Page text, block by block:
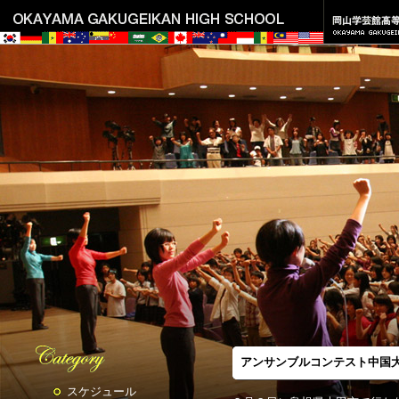
スケジュール
アンサンブルコンテスト中国